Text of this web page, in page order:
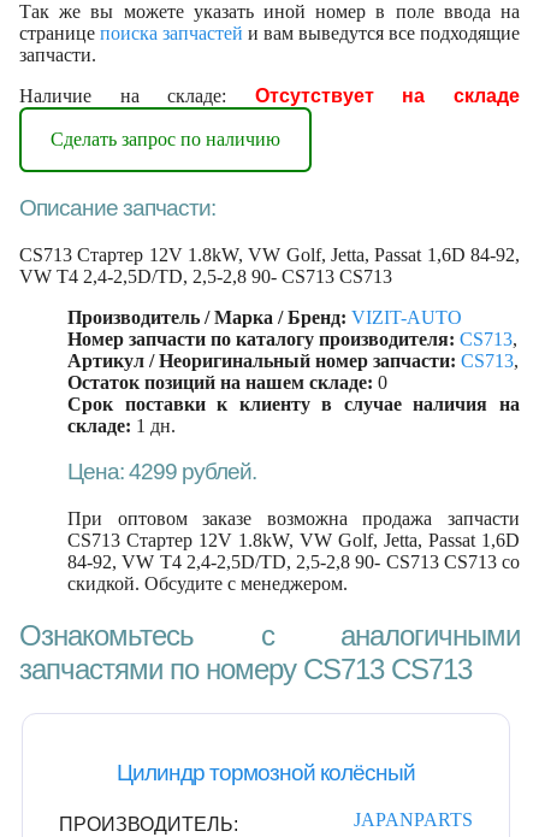
Так же вы можете указать иной номер в поле ввода на
странице поиска запчастей и вам выведутся все подходящие
запчасти.
Наличие на складе: Отсутствует на складе
Сделать запрос по наличию
Описание запчасти:
CS713 Стартер 12V 1.8kW, VW Golf, Jetta, Passat 1,6D 84-92,
VW T4 2,4-2,5D/TD, 2,5-2,8 90- CS713 CS713
Производитель / Марка / Бренд: VIZIT-AUTO
Номер запчасти по каталогу производителя: CS713,
Артикул / Неоригинальный номер запчасти: CS713,
Остаток позиций на нашем складе: 0
Срок поставки к клиенту в случае наличия на
складе: 1 дн.
Цена: 4299 рублей.
При оптовом заказе возможна продажа запчасти
CS713 Стартер 12V 1.8kW, VW Golf, Jetta, Passat 1,6D
84-92, VW T4 2,4-2,5D/TD, 2,5-2,8 90- CS713 CS713 со
скидкой. Обсудите с менеджером.
Ознакомьтесь с аналогичными
запчастями по номеру CS713 CS713
Цилиндр тормозной колёсный
ПРОИЗВОДИТЕЛЬ:
JAPANPARTS